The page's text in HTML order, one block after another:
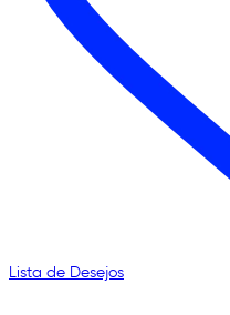
Lista de Desejos